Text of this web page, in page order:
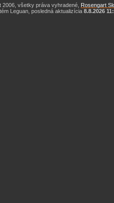
všetky práva vyhradené, Rosengart
Leguan, posledná aktualizícia 8.8.2026